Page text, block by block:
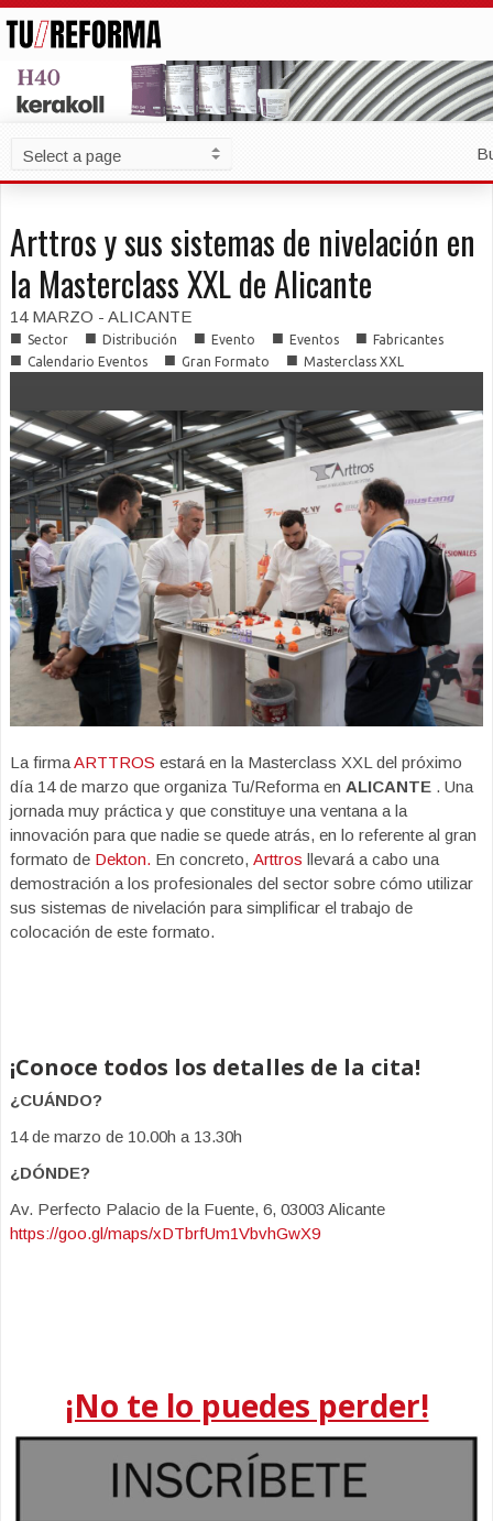
Arttros y sus sistemas de nivelación en
la Masterclass XXL de Alicante
14 MARZO - ALICANTE
■ Sector ■ Distribución ■ Evento ■ Eventos ■ Fabricantes
■ Calendario Eventos ■ Gran Formato ■ Masterclass XXL
La firmaARTTROS estará en la Masterclass XXL del próximo
día 14 de marzo que organiza Tu/Reforma en ALICANTE . Una
jornada muy práctica y que constituye una ventana a la
innovación para que nadie se quede atrás, en lo referente al gran
formato de Dekton. En concreto, Arttros llevará a cabo una
demostración a los profesionales del sector sobre cómo utilizar
sus sistemas de nivelación para simplificar el trabajo de
colocación de este formato.
¡Conoce todos los detalles de la cita!
¿CUÁNDO?
14 de marzo de 10.00h a 13.30h
¿DÓNDE?
Av. Perfecto Palacio de la Fuente, 6, 03003 Alicante
https://goo.gl/maps/xDTbrfUm1VbvhGwX9
¡No te lo puedes perder!